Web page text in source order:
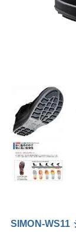
SIMON-